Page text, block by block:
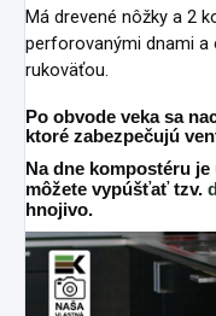
Má drevené nôžky a 2
perforovanými dnami
rukoväťou.
Po obvode veka sa
ktoré zabezpečujú
Na dne kompostéru
môžete vypúšťať tzv.
hnojivo.